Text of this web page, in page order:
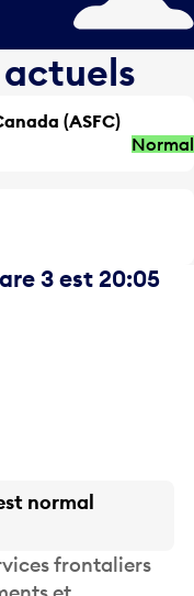
(ASFC)
Normal
3 est 20:05
normal
frontaliers